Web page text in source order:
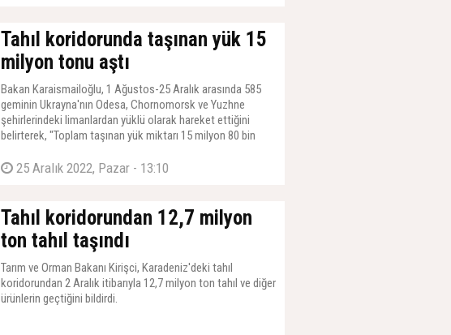
Tahıl koridorunda taşınan yük 15
milyon tonu aştı
Bakan Karaismailoğlu, 1 Ağustos-25 Aralık arasında 585
geminin Ukrayna'nın Odesa, Chornomorsk ve Yuzhne
şehirlerindeki limanlardan yüklü olarak hareket ettiğini
belirterek, "Toplam taşınan yük miktarı 15 milyon 80 bin
25 Aralık 2022, Pazar - 13:10
Tahıl koridorundan 12,7 milyon
ton tahıl taşındı
Tarım ve Orman Bakanı Kirişci, Karadeniz'deki tahıl
koridorundan 2 Aralık itibarıyla 12,7 milyon ton tahıl ve diğer
ürünlerin geçtiğini bildirdi.